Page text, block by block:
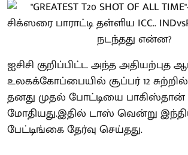
ஐசிசி குறிப்பிட்ட அந்த
உலகக்கோப்பையில் சூப்பர் 12
தனது முதல் போட்டியை
மோதியது.இதில் டாஸ் வென்று
பேட்டிங்கை தேர்வு செய்தது.